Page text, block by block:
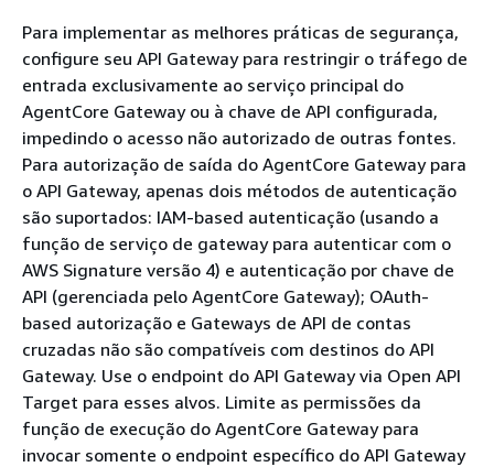
Para implementar as melhores práticas de segurança,
configure seu API Gateway para restringir o tráfego de
entrada exclusivamente ao serviço principal do
AgentCore Gateway ou à chave de API configurada,
impedindo o acesso não autorizado de outras fontes.
Para autorização de saída do AgentCore Gateway para
o API Gateway, apenas dois métodos de autenticação
são suportados: IAM-based autenticação (usando a
função de serviço de gateway para autenticar com o
AWS Signature versão 4) e autenticação por chave de
API (gerenciada pelo AgentCore Gateway); OAuth-
based autorização e Gateways de API de contas
cruzadas não são compatíveis com destinos do API
Gateway. Use o endpoint do API Gateway via Open API
Target para esses alvos. Limite as permissões da
função de execução do AgentCore Gateway para
invocar somente o endpoint específico do API Gateway